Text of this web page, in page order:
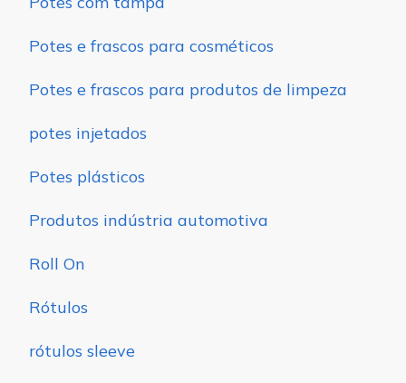
Potes e frascos para cosméticos
Potes e frascos para produtos de limpeza
potes injetados
Potes plásticos
Produtos indústria automotiva
Roll On
Rótulos
rótulos sleeve